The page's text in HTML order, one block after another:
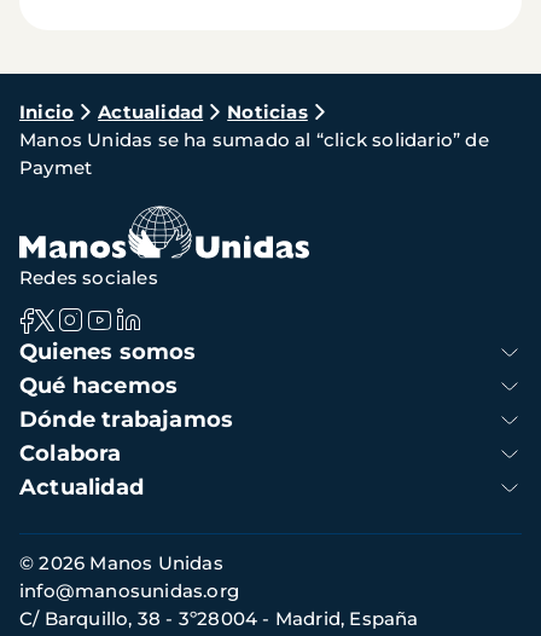
Ruta
de
navegación
Inicio Actualidad
Noticias
Manos Unidas se ha sumado al “click solidario” de
Paymet
Navegación
principal
Quienes somos
Qué hacemos
Dónde trabajamos
Colabora
Actualidad
Redes sociales
Información
de
contacto
© 2026 Manos Unidas
C/ Barquillo, 38 - 3º28004 - Madrid, España
info@manosunidas.org